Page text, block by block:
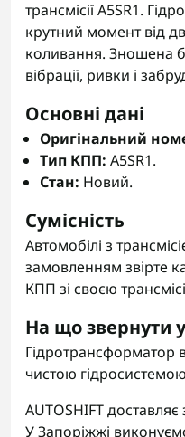
трансмісії A5SR1.
крутний момент від
коливання. Зношена
вібрації, ривки і
Основні дані
Оригінальний
Тип КПП: A5SR1.
Стан: Новий.
Сумісність
Автомобілі з
замовленням звірте
КПП зі своєю
На що звернути
Гідротрансформатор
чистою
AUTOSHIFT
У Запоріжжі